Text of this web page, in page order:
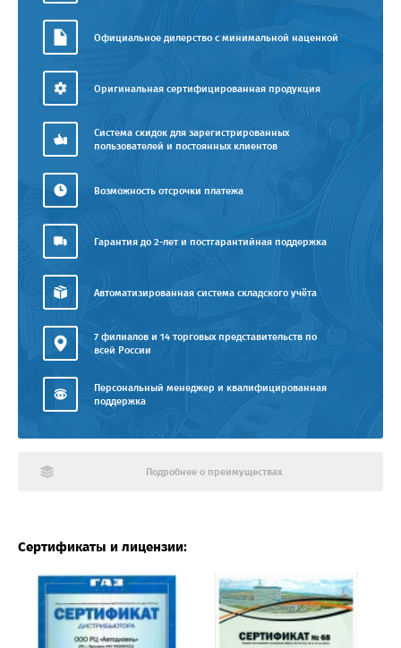
Официальное дилерство с минимальной наценкой
Оригинальная сертифицированная продукция
Система скидок для зарегистрированных
пользователей и постоянных клиентов
Возможность отсрочки платежа
Гарантия до 2-лет и постгарантийная поддержка
Автоматизированная система складского учёта
7 филиалов и 14 торговых представительств по
всей России
Персональный менеджер и квалифицированная
поддержка
Подробнее о преимуществах
Сертификаты и лицензии: